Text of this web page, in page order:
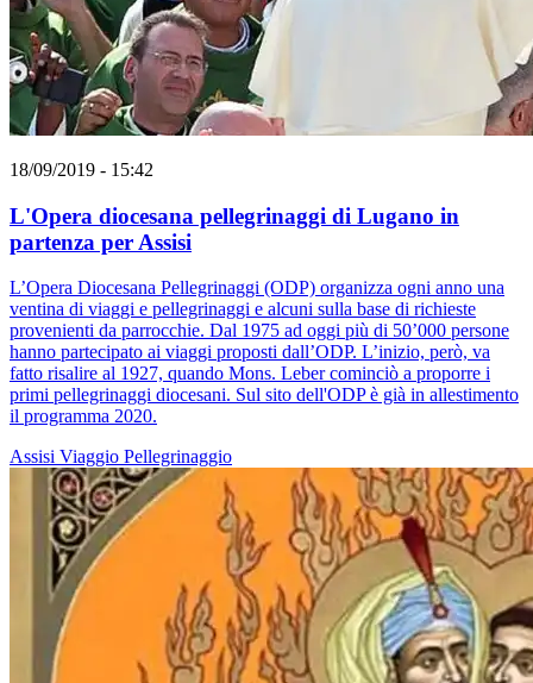
18/09/2019 - 15:42
L'Opera diocesana pellegrinaggi di Lugano in
partenza per Assisi
L’Opera Diocesana Pellegrinaggi (ODP) organizza ogni anno una
ventina di viaggi e pellegrinaggi e alcuni sulla base di richieste
provenienti da parrocchie. Dal 1975 ad oggi più di 50’000 persone
hanno partecipato ai viaggi proposti dall’ODP. L’inizio, però, va
fatto risalire al 1927, quando Mons. Leber cominciò a proporre i
primi pellegrinaggi diocesani. Sul sito dell'ODP è già in allestimento
il programma 2020.
Assisi Viaggio Pellegrinaggio